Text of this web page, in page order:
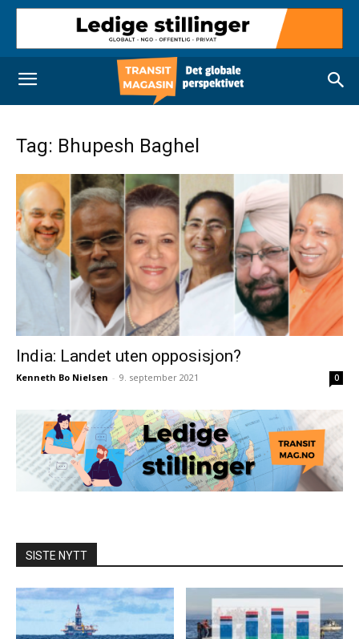
Tag: Bhupesh Baghel
India: Landet uten opposisjon?
Kenneth Bo Nielsen - 9. september 2021 0
SISTE NYTT